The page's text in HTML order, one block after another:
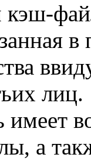
в
лиц.
имеет
а